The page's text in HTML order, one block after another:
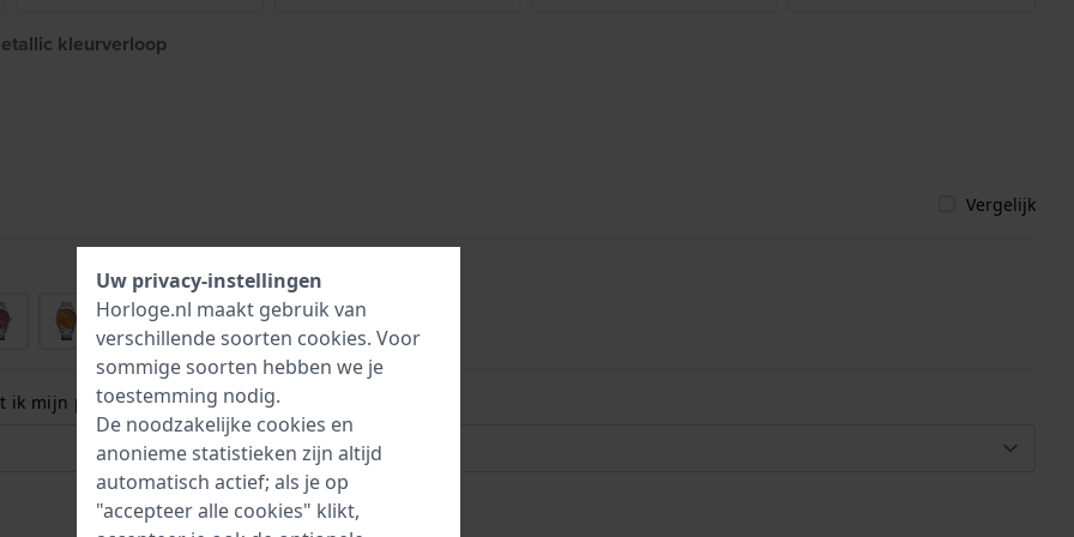
kleurverloop
Vergelijk
ik mijn polsmaat? Lees meer:
Uw privacy-instellingen
Horloge.nl maakt gebruik van
verschillende soorten cookies. Voor
sommige soorten hebben we je
toestemming nodig.
De noodzakelijke cookies en
anonieme statistieken zijn altijd
automatisch actief; als je op
"accepteer alle cookies" klikt,